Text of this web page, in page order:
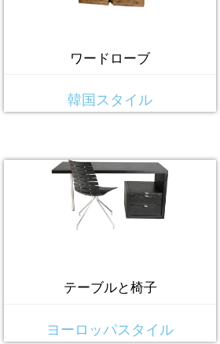
ワードローブ
韓国スタイル
テーブルと椅子
ヨーロッパスタイル